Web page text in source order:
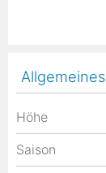
Allgemeines
Höhe
Saison